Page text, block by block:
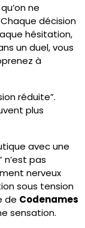
ne
décision
hésitation,
un duel, vous
à
réduite”.
plus
avec une
n’est pas
nerveux
sous tension
de Codenames
sensation.